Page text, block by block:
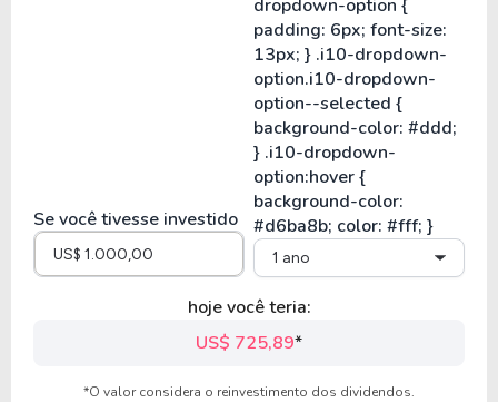
Se você tivesse investido
1 ano
hoje você teria:
US$ 725,89*
*O valor considera o reinvestimento dos dividendos.